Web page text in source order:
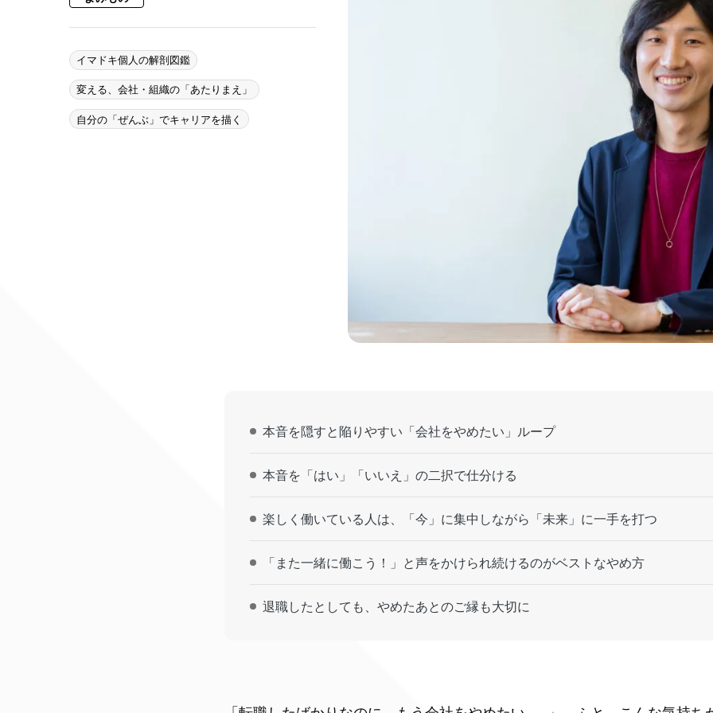
イマドキ個人の解剖図鑑
変える、会社・組織の「あたりまえ」
自分の「ぜんぶ」でキャリアを描く
本音を隠すと陥りやすい「会社をやめたい」ループ
本音を「はい」「いいえ」の二択で仕分ける
楽しく働いている人は、「今」に集中しながら「未来」に一手を打つ
「また一緒に働こう！」と声をかけられ続けるのがベストなやめ方
退職したとしても、やめたあとのご縁も大切に